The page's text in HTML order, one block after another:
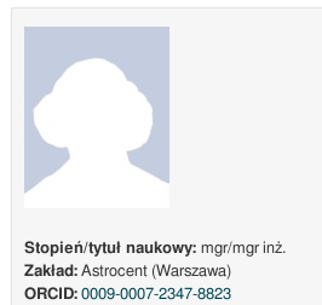
Stopień/tytuł naukowy: mgr/mgr inż.
Zakład:Astrocent (Warszawa)
ORCID: 0009-0007-2347-8823